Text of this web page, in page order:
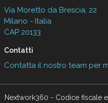
Via Moretto da Brescia, 22
Milano - Italia
CAP 20133
Contatti
Contatta il nostro team per
Nextwork360 - Codice fiscale